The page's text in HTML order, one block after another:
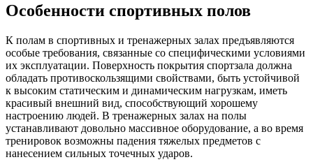
Особенности спортивных полов
К полам в спортивных и тренажерных залах предъявляются
особые требования, связанные со специфическими условиями
их эксплуатации. Поверхность покрытия спортзала должна
обладать противоскользящими свойствами, быть устойчивой
к высоким статическим и динамическим нагрузкам, иметь
красивый внешний вид, способствующий хорошему
настроению людей. В тренажерных залах на полы
устанавливают довольно массивное оборудование, а во время
тренировок возможны падения тяжелых предметов с
нанесением сильных точечных ударов.